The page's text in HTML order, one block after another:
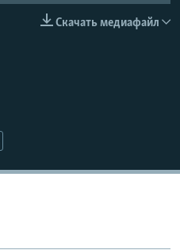
Скачать медиафайл